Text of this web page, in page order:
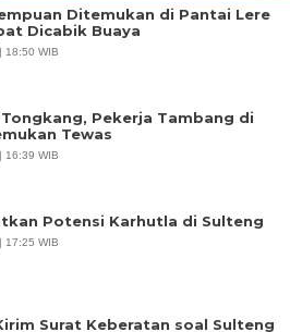
Ditemukan di Pantai Lere
Dicabik Buaya
18:50 WIB
Pekerja Tambang di
Tewas
16:39 WIB
Potensi Karhutla di Sulteng
17:25 WIB
Surat Keberatan soal Sulteng